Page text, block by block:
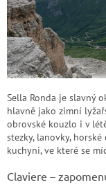
Sella Ronda je slavný
hlavně jako zimní
obrovské kouzlo i v
stezky, lanovky,
kuchyni, ve které se
Claviere –